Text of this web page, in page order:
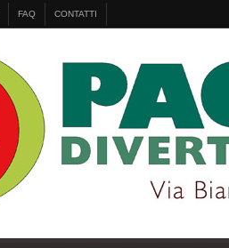
FAQ CONTATTI